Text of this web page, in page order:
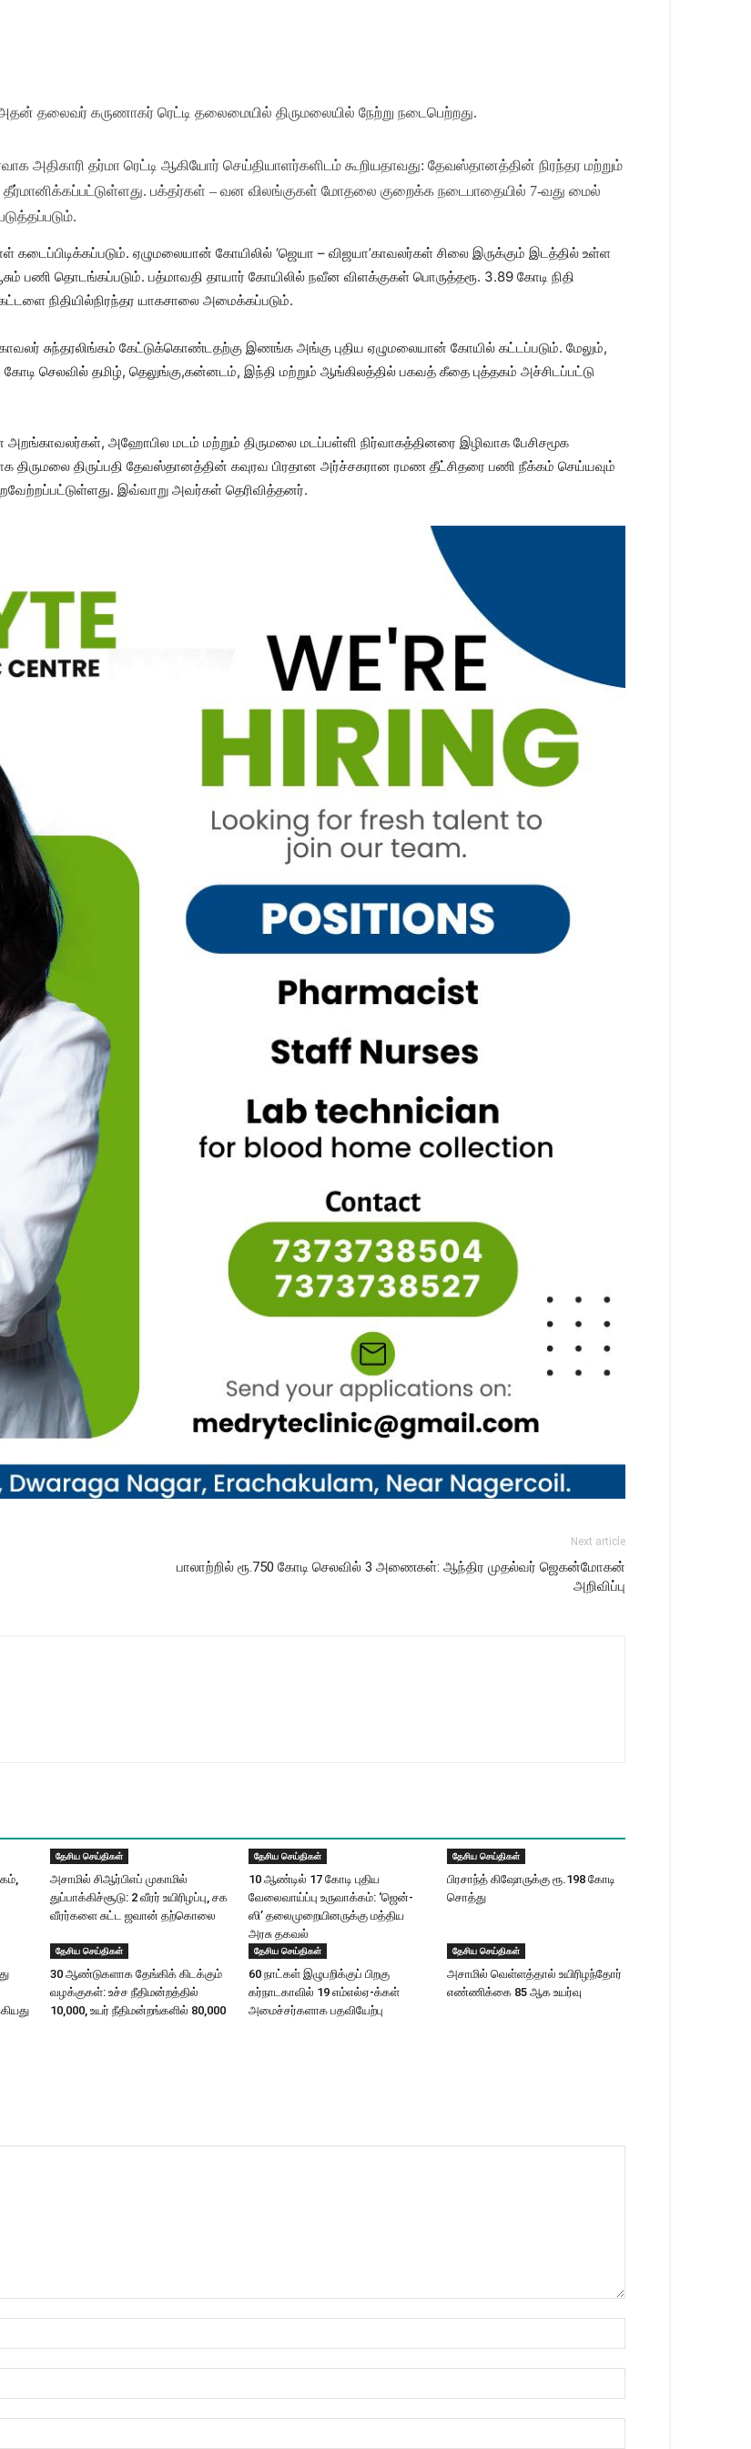
தலைவர் கருணாகர் ரெட்டி தலைமையில் திருமலையில் நேற்று நடைபெற்றது.
அதிகாரி தர்மா ரெட்டி ஆகியோர் செய்தியாளர்களிடம் கூறியதாவது: தேவஸ்தானத்தின் நிரந்தர மற்றும்
தீர்மானிக்கப்பட்டுள்ளது. பக்தர்கள் – வன விலங்குகள் மோதலை குறைக்க நடைபாதையில் 7-வது மைல்
கடைப்பிடிக்கப்படும். ஏழுமலையான் கோயிலில் ‘ஜெயா – விஜயா’காவலர்கள் சிலை இருக்கும் இடத்தில் உள்ள
பணி தொடங்கப்படும். பத்மாவதி தாயார் கோயிலில் நவீன விளக்குகள் பொருத்தரூ. 3.89 கோடி நிதி
நிதியில்நிரந்தர யாகசாலை அமைக்கப்படும்.
சுந்தரலிங்கம் கேட்டுக்கொண்டதற்கு இணங்க அங்கு புதிய ஏழுமலையான் கோயில் கட்டப்படும். மேலும்,
செலவில் தமிழ், தெலுங்கு,கன்னடம், இந்தி மற்றும் ஆங்கிலத்தில் பகவத் கீதை புத்தகம் அச்சிடப்பட்டு
அறங்காவலர்கள், அஹோபில மடம் மற்றும் திருமலை மடப்பள்ளி நிர்வாகத்தினரை இழிவாக பேசிசமூக
திருப்பதி தேவஸ்தானத்தின் கவுரவ பிரதான அர்ச்சகரான ரமண தீட்சிதரை பணி நீக்கம் செய்யவும்
இவ்வாறு அவர்கள் தெரிவித்தனர்.
Next article
பாலாற்றில் ரூ.750 கோடி செலவில் 3 அணைகள்: ஆந்திர முதல்வர் ஜெகன்மோகன்
அறிவிப்பு
தேசிய செய்திகள்
அசாமில் சிஆர்பிஎப் முகாமில்
துப்பாக்கிச்சூடு: 2 வீரர் உயிரிழப்பு, சக
வீரர்களை சுட்ட ஜவான் தற்கொலை
தேசிய செய்திகள்
10 ஆண்டில் 17 கோடி புதிய
வேலைவாய்ப்பு உருவாக்கம்: ‘ஜென்-
ஸி’ தலைமுறையினருக்கு மத்திய
அரசு தகவல்
தேசிய செய்திகள்
பிரசாந்த் கிஷோருக்கு ரூ.198 கோடி
சொத்து
தேசிய செய்திகள்
30 ஆண்டுகளாக தேங்கிக் கிடக்கும்
வழக்குகள்: உச்ச நீதிமன்றத்தில்
10,000, உயர் நீதிமன்றங்களில் 80,000
தேசிய செய்திகள்
60 நாட்கள் இழுபறிக்குப் பிறகு
கர்நாடகாவில் 19 எம்எல்ஏ-க்கள்
அமைச்சர்களாக பதவியேற்பு
தேசிய செய்திகள்
அசாமில் வெள்ளத்தால் உயிரிழந்தோர்
எண்ணிக்கை 85 ஆக உயர்வு